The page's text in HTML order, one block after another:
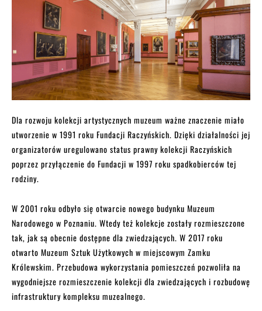
Dla rozwoju kolekcji artystycznych muzeum ważne znaczenie miało
utworzenie w 1991 roku Fundacji Raczyńskich. Dzięki działalności jej
organizatorów uregulowano status prawny kolekcji Raczyńskich
poprzez przyłączenie do Fundacji w 1997 roku spadkobierców tej
rodziny.
W 2001 roku odbyło się otwarcie nowego budynku Muzeum
Narodowego w Poznaniu. Wtedy też kolekcje zostały rozmieszczone
tak, jak są obecnie dostępne dla zwiedzających. W 2017 roku
otwarto Muzeum Sztuk Użytkowych w miejscowym Zamku
Królewskim. Przebudowa wykorzystania pomieszczeń pozwoliła na
wygodniejsze rozmieszczenie kolekcji dla zwiedzających i rozbudowę
infrastruktury kompleksu muzealnego.